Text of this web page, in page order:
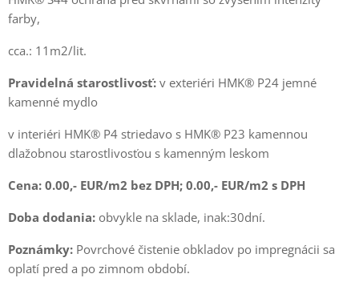
farby,
cca.: 11m2/lit.
Pravidelná starostlivosť: v exteriéri HMK® P24 jemné
kamenné mydlo
v interiéri HMK® P4 striedavo s HMK® P23 kamennou
dlažobnou starostlivosťou s kamenným leskom
Cena: 0.00,- EUR/m2 bez DPH; 0.00,- EUR/m2 s DPH
Doba dodania: obvykle na sklade, inak:30dní.
Poznámky: Povrchové čistenie obkladov po impregnácii sa
oplatí pred a po zimnom období.